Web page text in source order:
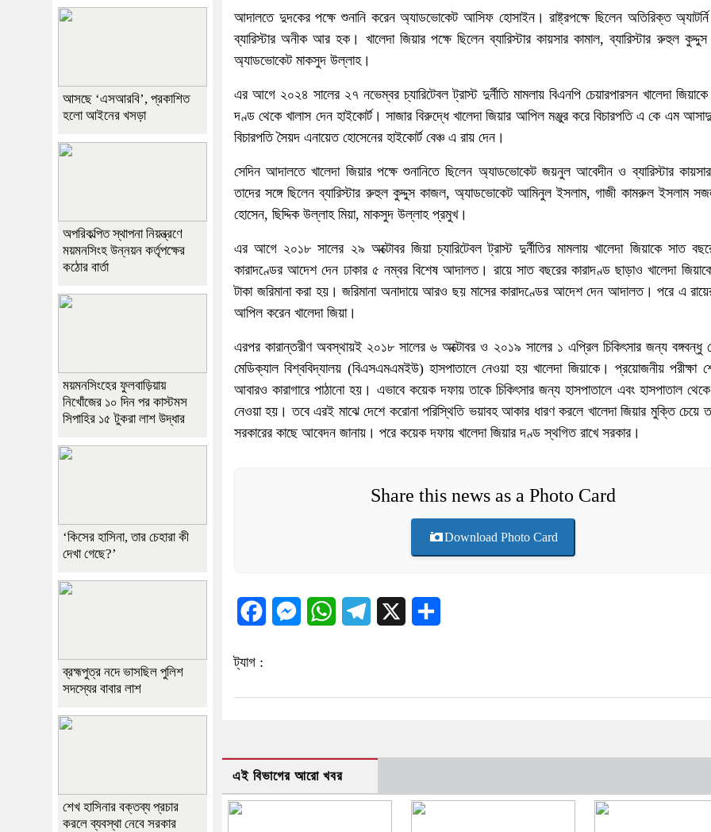
আদালতে দুদকের পক্ষে শুনানি করেন অ্যাডভোকেট আসিফ হোসাইন। রাষ্ট্রপক্ষে ছিলেন অতিরিক্ত অ্যাটর্নি
ব্যারিস্টার অনীক আর হক। খালেদা জিয়ার পক্ষে ছিলেন ব্যারিস্টার কায়সার কামাল, ব্যারিস্টার রুহুল
অ্যাডভোকেট মাকসুদ উল্লাহ।
এর আগে ২০২৪ সালের ২৭ নভেম্বর চ্যারিটেবল ট্রাস্ট দুর্নীতি মামলায় বিএনপি চেয়ারপারসন খালেদা
দণ্ড থেকে খালাস দেন হাইকোর্ট। সাজার বিরুদ্ধে খালেদা জিয়ার আপিল মঞ্জুর করে বিচারপতি এ কে এম
বিচারপতি সৈয়দ এনায়েত হোসেনের হাইকোর্ট বেঞ্চ এ রায় দেন।
সেদিন আদালতে খালেদা জিয়ার পক্ষে শুনানিতে ছিলেন অ্যাডভোকেট জয়নুল আবেদীন ও ব্যারিস্টার
তাদের সঙ্গে ছিলেন ব্যারিস্টার রুহুল কুদ্দুস কাজল, অ্যাডভোকেট আমিনুল ইসলাম, গাজী কামরুল ইসলাম
হোসেন, ছিদ্দিক উল্লাহ মিয়া, মাকসুদ উল্লাহ প্রমুখ।
এর আগে ২০১৮ সালের ২৯ অক্টোবর জিয়া চ্যারিটেবল ট্রাস্ট দুর্নীতির মামলায় খালেদা জিয়াকে সাত
কারাদণ্ডের আদেশ দেন ঢাকার ৫ নম্বর বিশেষ আদালত। রায়ে সাত বছরের কারাদণ্ড ছাড়াও খালেদা
টাকা জরিমানা করা হয়। জরিমানা অনাদায়ে আরও ছয় মাসের কারাদণ্ডের আদেশ দেন আদালত। পরে এ
আপিল করেন খালেদা জিয়া।
এরপর কারান্তরীণ অবস্থায়ই ২০১৮ সালের ৬ অক্টোবর ও ২০১৯ সালের ১ এপ্রিল চিকিৎসার জন্য বঙ্গবন্ধু
মেডিক্যাল বিশ্ববিদ্যালয় (বিএসএমএমইউ) হাসপাতালে নেওয়া হয় খালেদা জিয়াকে। প্রয়োজনীয় পরীক্ষা
আবারও কারাগারে পাঠানো হয়। এভাবে কয়েক দফায় তাকে চিকিৎসার জন্য হাসপাতালে এবং হাসপাতাল থেকে
নেওয়া হয়। তবে এরই মাঝে দেশে করোনা পরিস্থিতি ভয়াবহ আকার ধারণ করলে খালেদা জিয়ার মুক্তি চেয়ে
সরকারের কাছে আবেদন জানায়। পরে কয়েক দফায় খালেদা জিয়ার দণ্ড স্থগিত রাখে সরকার।
Share this news as a Photo Card
Download Photo Card
FacebookMessengerWhatsAppTelegram
ট্যাগ :
এই বিভাগের আরো খবর
আসছে ‘এসআরবি’, প্রকাশিত
হলো আইনের খসড়া
অপরিকল্পিত স্থাপনা নিয়ন্ত্রণে
ময়মনসিংহ উন্নয়ন কর্তৃপক্ষের
কঠোর বার্তা
ময়মনসিংহের ফুলবাড়িয়ায়
নিখোঁজের ১০ দিন পর কাস্টমস
সিপাহির ১৫ টুকরা লাশ উদ্ধার
‘কিসের হাসিনা, তার চেহারা কী
দেখা গেছে?’
ব্রহ্মপুত্র নদে ভাসছিল পুলিশ
সদস্যের বাবার লাশ
শেখ হাসিনার বক্তব্য প্রচার
করলে ব্যবস্থা নেবে সরকার